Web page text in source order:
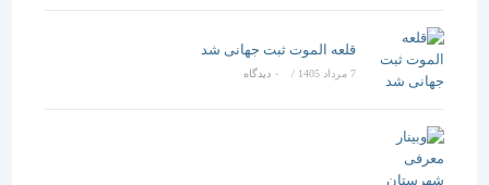
قلعه الموت ثبت جهانی شد
/ ۰ دیدگاه